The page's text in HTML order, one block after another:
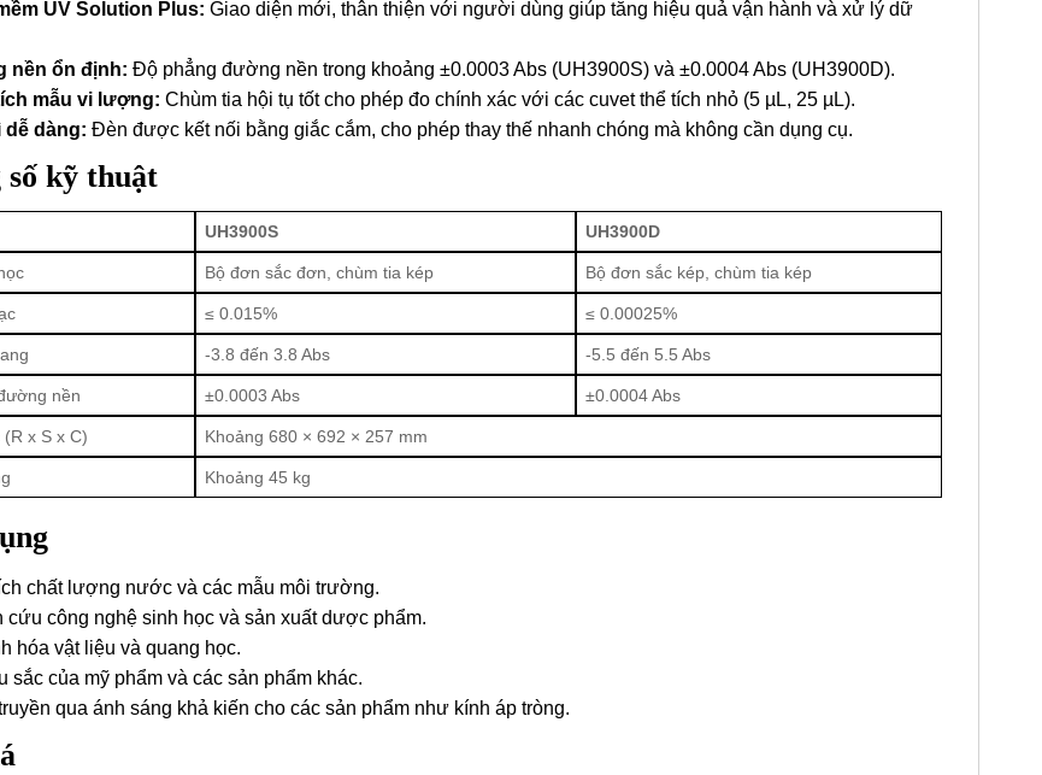
UV Solution Plus: Giao diện mới, thân thiện với người dùng giúp tăng hiệu quả vận hành và xử lý dữ
nền ổn định: Độ phẳng đường nền trong khoảng ±0.0003 Abs (UH3900S) và ±0.0004 Abs (UH3900D).
mẫu vi lượng: Chùm tia hội tụ tốt cho phép đo chính xác với các cuvet thể tích nhỏ (5 µL, 25 µL).
dễ dàng: Đèn được kết nối bằng giắc cắm, cho phép thay thế nhanh chóng mà không cần dụng cụ.
số kỹ thuật
UH3900S UH3900D
Bộ đơn sắc đơn, chùm tia kép Bộ đơn sắc kép, chùm tia kép
≤ 0.015% ≤ 0.00025%
-3.8 đến 3.8 Abs -5.5 đến 5.5 Abs
nền ±0.0003 Abs ±0.0004 Abs
x S x C) Khoảng 680 × 692 × 257 mm
Khoảng 45 kg
chất lượng nước và các mẫu môi trường.
cứu công nghệ sinh học và sản xuất dược phẩm.
hóa vật liệu và quang học.
sắc của mỹ phẩm và các sản phẩm khác.
qua ánh sáng khả kiến cho các sản phẩm như kính áp tròng.